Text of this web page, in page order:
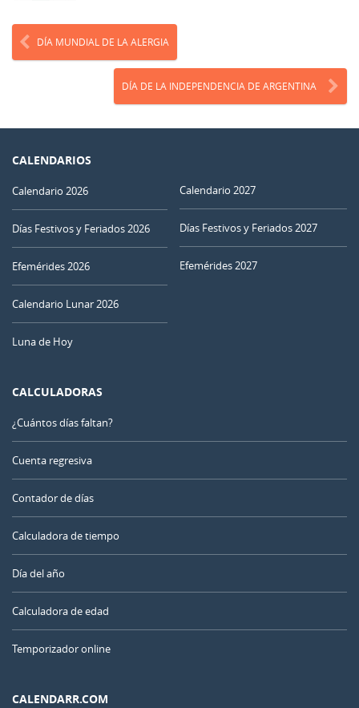
DÍA MUNDIAL DE LA ALERGIA
DÍA DE LA INDEPENDENCIA DE ARGENTINA
CALENDARIOS
Calendario 2026
Días Festivos y Feriados 2026
Efemérides 2026
Calendario Lunar 2026
Luna de Hoy
Calendario 2027
Días Festivos y Feriados 2027
Efemérides 2027
CALCULADORAS
¿Cuántos días faltan?
Cuenta regresiva
Contador de días
Calculadora de tiempo
Día del año
Calculadora de edad
Temporizador online
CALENDARR.COM